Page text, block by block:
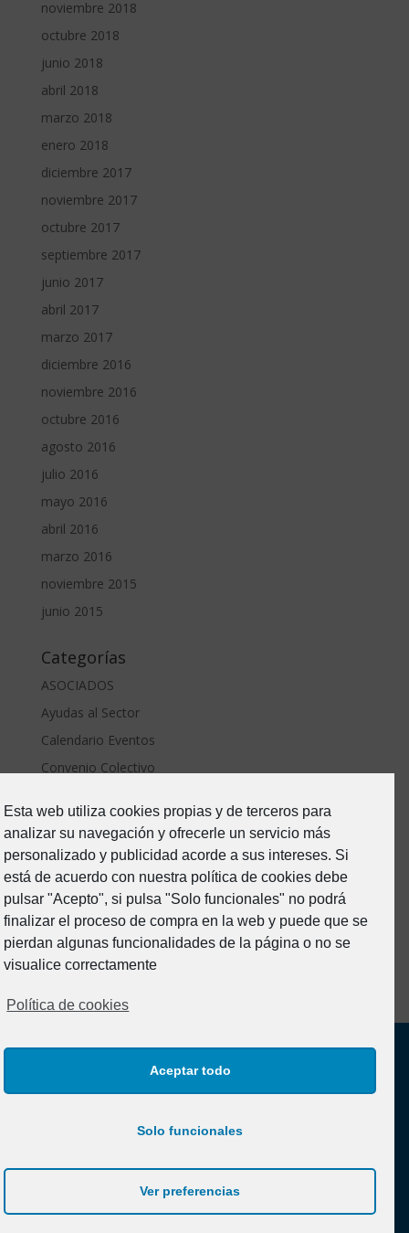
Esta web utiliza cookies propias y de terceros para
analizar su navegación y ofrecerle un servicio más
personalizado y publicidad acorde a sus intereses. Si
está de acuerdo con nuestra política de cookies debe
pulsar "Acepto", si pulsa "Solo funcionales" no podrá
finalizar el proceso de compra en la web y puede que se
pierdan algunas funcionalidades de la página o no se
visualice correctamente
Política de cookies
Aceptar todo
Solo funcionales
Ver preferencias
noviembre 2018
octubre 2018
junio 2018
abril 2018
marzo 2018
enero 2018
diciembre 2017
noviembre 2017
octubre 2017
septiembre 2017
junio 2017
abril 2017
marzo 2017
diciembre 2016
noviembre 2016
octubre 2016
agosto 2016
julio 2016
mayo 2016
abril 2016
marzo 2016
noviembre 2015
junio 2015
Categorías
ASOCIADOS
Ayudas al Sector
Calendario Eventos
Convenio Colectivo
Estado de Alarma-Covid19
Formacion
Junta Directiva
Noticias
Prevención de riesgos
Sin categoría
Aviso legal y Política de Privacidad